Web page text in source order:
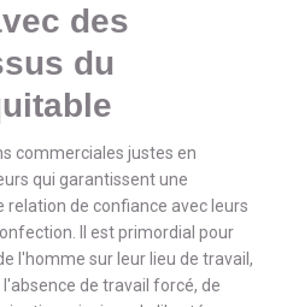
des
du
commerciales justes en
qui garantissent une
de confiance avec leurs
Il est primordial pour
l'homme sur leur lieu de travail,
de travail forcé, de